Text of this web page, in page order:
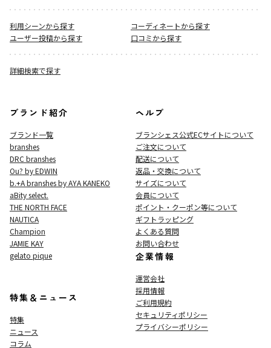
利用シーンから探す
コーディネートから探す
ユーザー投稿から探す
口コミから探す
詳細検索で探す
ブランド紹介
ブランド一覧
branshes
DRC branshes
Ou? by EDWIN
b.+A branshes by AYA KANEKO
aBity select.
THE NORTH FACE
NAUTICA
Champion
JAMIE KAY
gelato pique
特集＆ニュース
特集
ニュース
コラム
ヘルプ
ブランシェス公式ECサイトについて
ご注文について
配送について
返品・交換について
サイズについて
会員について
ポイント・クーポン等について
ギフトラッピング
よくある質問
お問い合わせ
企業情報
運営会社
採用情報
ご利用規約
セキュリティポリシー
プライバシーポリシー